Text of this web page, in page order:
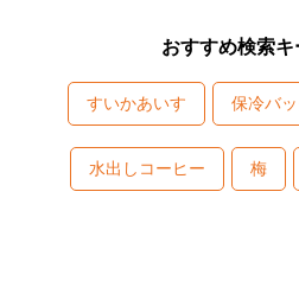
おすすめ検索キ
すいかあいす 保冷バ
水出しコーヒー 梅